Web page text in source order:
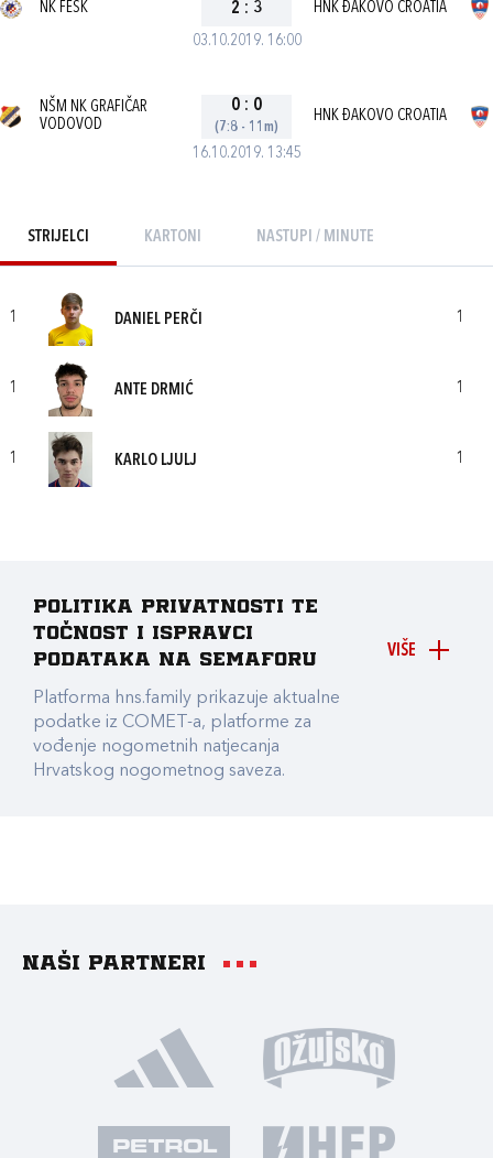
03.10.2019. 16:00
NK FEŠK 2 : 3 HNK ĐAKOVO CROATIA
16.10.2019. 13:45
NŠM NK GRAFIČAR
VODOVOD
0 : 0
(7:8 - 11m)
HNK ĐAKOVO CROATIA
STRIJELCI KARTONI NASTUPI / MINUTE
1 DANIEL PERČI 1
1 ANTE DRMIĆ 1
1 KARLO LJULJ 1
VIŠE
Politika privatnosti te
točnost i ispravci
podataka na Semaforu
Platforma hns.family prikazuje aktualne
podatke iz COMET-a, platforme za
vođenje nogometnih natjecanja
Hrvatskog nogometnog saveza.
Naši partneri